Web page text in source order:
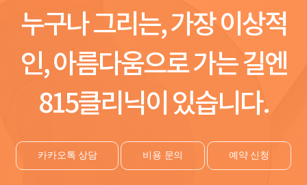
누구나 그리는, 가장 이상적
인, 아름다움으로 가는 길엔
815클리닉이 있습니다.
카카오톡 상담 비용 문의 예약 신청